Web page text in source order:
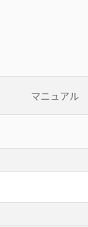
マニュアル